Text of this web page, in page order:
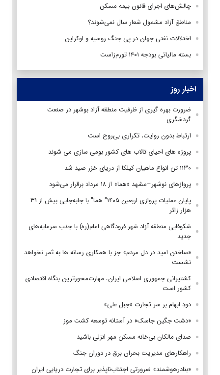
چالش‌های اجرای قانون بیمه مسکن
مناطق آزاد مشمول شعار سال نمی‌شوند؟
اختلالات نفتی جهان در پی جنگ روسیه و اوکراین
بسته مالیاتی بودجه ۱۴۰۱ تورم‌زاست
اخبار روز
ضرورت بهره گیری از ظرفیت منطقه آزاد بوشهر در صنعت
گردشگری
ارتباط بدون روایت، تکراری بی‌روح است
پروژه های احیای تالاب های کشور بومی سازی می شوند
۱۱۳۰ تن انواع ماهیان کیلکا از دریای خزر صید شد
پروازهای نوشهر–مشهد «هما» از ۱۸ مرداد برقرار می‌شود
پایان عملیات پروازی اربعین ۱۴۰۵" هما" با جابه‌جایی بیش از ۳۱
هزار زائر
شکوفایی منطقه آزاد شهر فرودگاهی امام(ره) با جذب سرمایه‌های
جدید
«ساختن امید در دل مردم» جز با همکاری رسانه ها به ثمر نخواهد
نشست
کشتیرانی جمهوری اسلامی ایران، مهارت‌محورترین بنگاه اقتصادی
کشور است
دودِ ابهام بر سر تجارت «جبل علی»
«دشت جگین جاسک» در آستانه توسعه کشت موز
صدای مالکان بی‌خانه مسکن مهر انزلی باشید
راهکارهای مدیریت بحران برق در دوران جنگ
«بنادرهوشمند» ضرورتی اجتناب‌ناپذیر برای تجارت دریایی ایران